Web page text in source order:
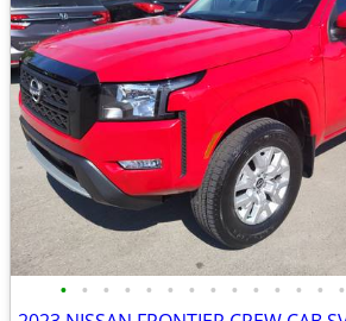
• • • • • • • • • • • • • •